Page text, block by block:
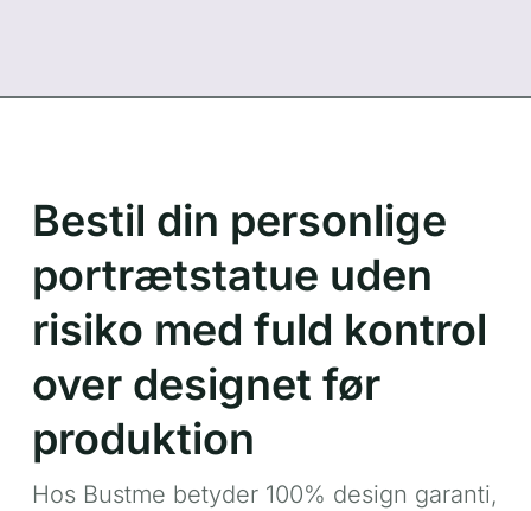
Bestil din personlige
portrætstatue uden
risiko med fuld kontrol
over designet før
produktion
Hos Bustme betyder 100% design garanti,